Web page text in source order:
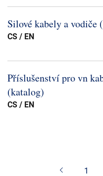
Silové kabely a vodiče
CS / EN
Příslušenství pro vn
(katalog)
CS / EN
1